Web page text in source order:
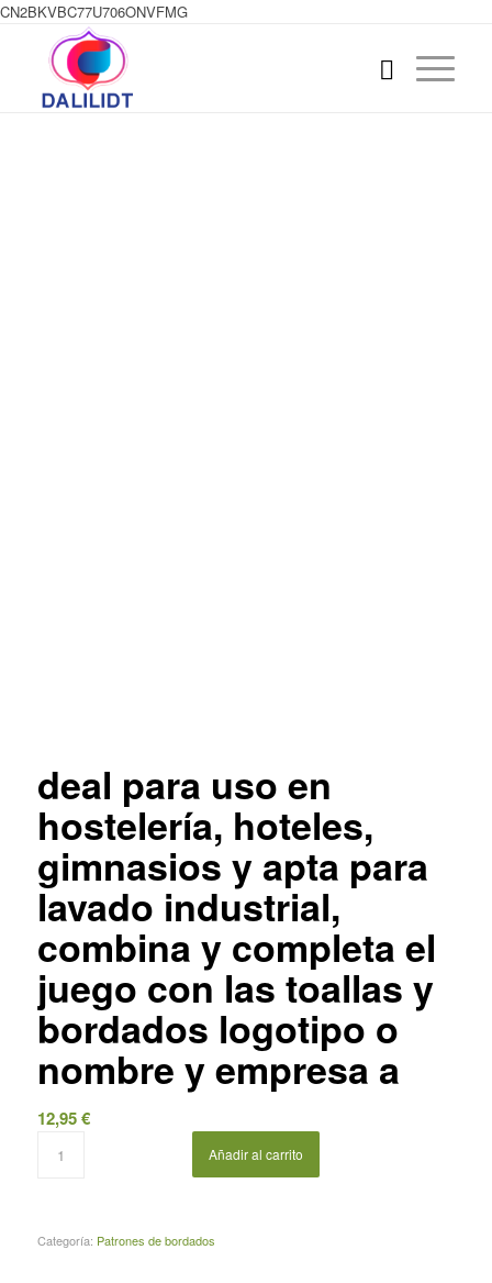
CN2BKVBC77U706ONVFMG
deal para uso en
hostelería, hoteles,
gimnasios y apta para
lavado industrial,
combina y completa el
juego con las toallas y
bordados logotipo o
nombre y empresa a
12,95€
Añadir al carrito
Categoría: Patrones de bordados